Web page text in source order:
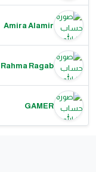
Amira Alamir
Rahma Ragab
GAMER